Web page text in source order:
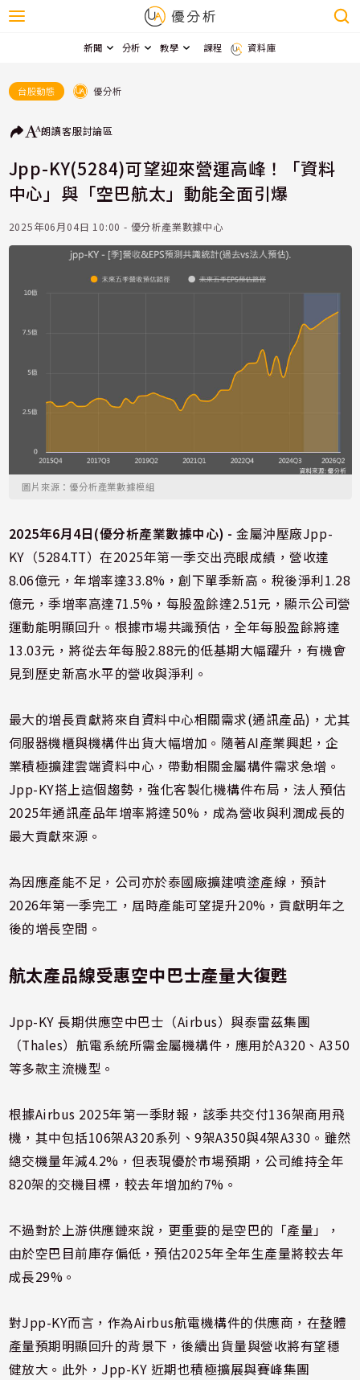
新聞 分析 教學 課程 資料庫
台股動態 優分析
朗讀客服討論區
Jpp-KY(5284)可望迎來營運高峰！「資料
中心」與「空巴航太」動能全面引爆
2025年06月04日 10:00 - 優分析產業數據中心
圖片來源：優分析產業數據模組
2025年6月4日(優分析產業數據中心) -金屬沖壓廠Jpp-
KY（5284.TT）在2025年第一季交出亮眼成績，營收達
8.06億元，年增率達33.8%，創下單季新高。稅後淨利1.28
億元，季增率高達71.5%，每股盈餘達2.51元，顯示公司營
運動能明顯回升。根據市場共識預估，全年每股盈餘將達
13.03元，將從去年每股2.88元的低基期大幅躍升，有機會
見到歷史新高水平的營收與淨利。
最大的增長貢獻將來自資料中心相關需求(通訊產品)，尤其
伺服器機櫃與機構件出貨大幅增加。隨著AI產業興起，企
業積極擴建雲端資料中心，帶動相關金屬構件需求急增。
Jpp-KY搭上這個趨勢，強化客製化機構件布局，法人預估
2025年通訊產品年增率將達50%，成為營收與利潤成長的
最大貢獻來源。
為因應產能不足，公司亦於泰國廠擴建噴塗產線，預計
2026年第一季完工，屆時產能可望提升20%，貢獻明年之
後的增長空間。
航太產品線受惠空中巴士產量大復甦
Jpp-KY 長期供應空中巴士（Airbus）與泰雷茲集團
（Thales）航電系統所需金屬機構件，應用於A320、A350
等多款主流機型。
根據Airbus 2025年第一季財報，該季共交付136架商用飛
機，其中包括106架A320系列、9架A350與4架A330。雖然
總交機量年減4.2%，但表現優於市場預期，公司維持全年
820架的交機目標，較去年增加約7%。
不過對於上游供應鏈來說，更重要的是空巴的「產量」，
由於空巴目前庫存偏低，預估2025年全年生產量將較去年
成長29%。
對Jpp-KY而言，作為Airbus航電機構件的供應商，在整體
產量預期明顯回升的背景下，後續出貨量與營收將有望穩
健放大。此外，Jpp-KY 近期也積極擴展與賽峰集團